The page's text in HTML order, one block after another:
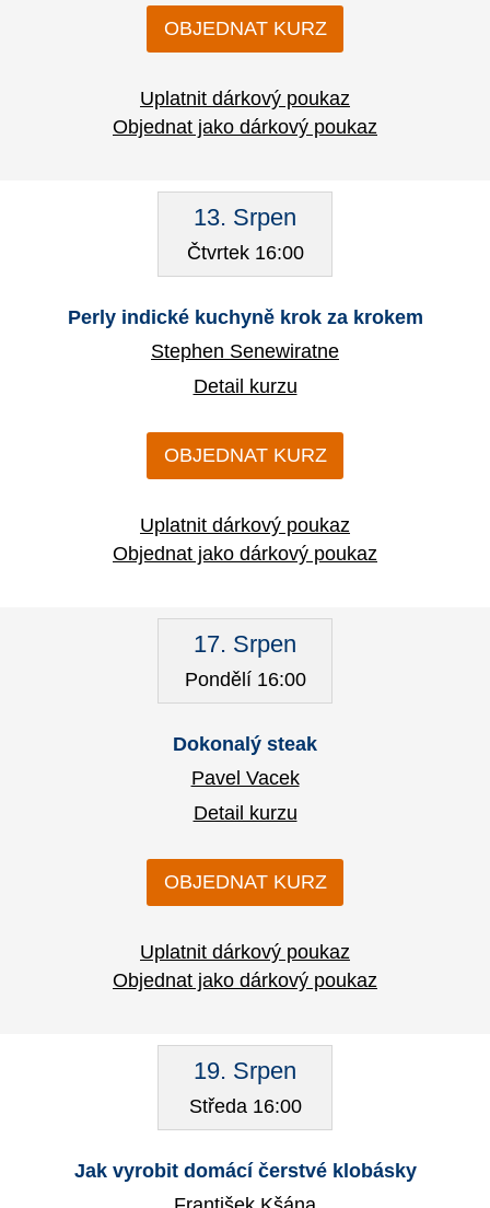
OBJEDNAT KURZ
Uplatnit dárkový poukaz
Objednat jako dárkový poukaz
13. Srpen
Čtvrtek 16:00
Perly indické kuchyně krok za krokem
Stephen Senewiratne
Detail kurzu
OBJEDNAT KURZ
Uplatnit dárkový poukaz
Objednat jako dárkový poukaz
17. Srpen
Pondělí 16:00
Dokonalý steak
Pavel Vacek
Detail kurzu
OBJEDNAT KURZ
Uplatnit dárkový poukaz
Objednat jako dárkový poukaz
19. Srpen
Středa 16:00
Jak vyrobit domácí čerstvé klobásky